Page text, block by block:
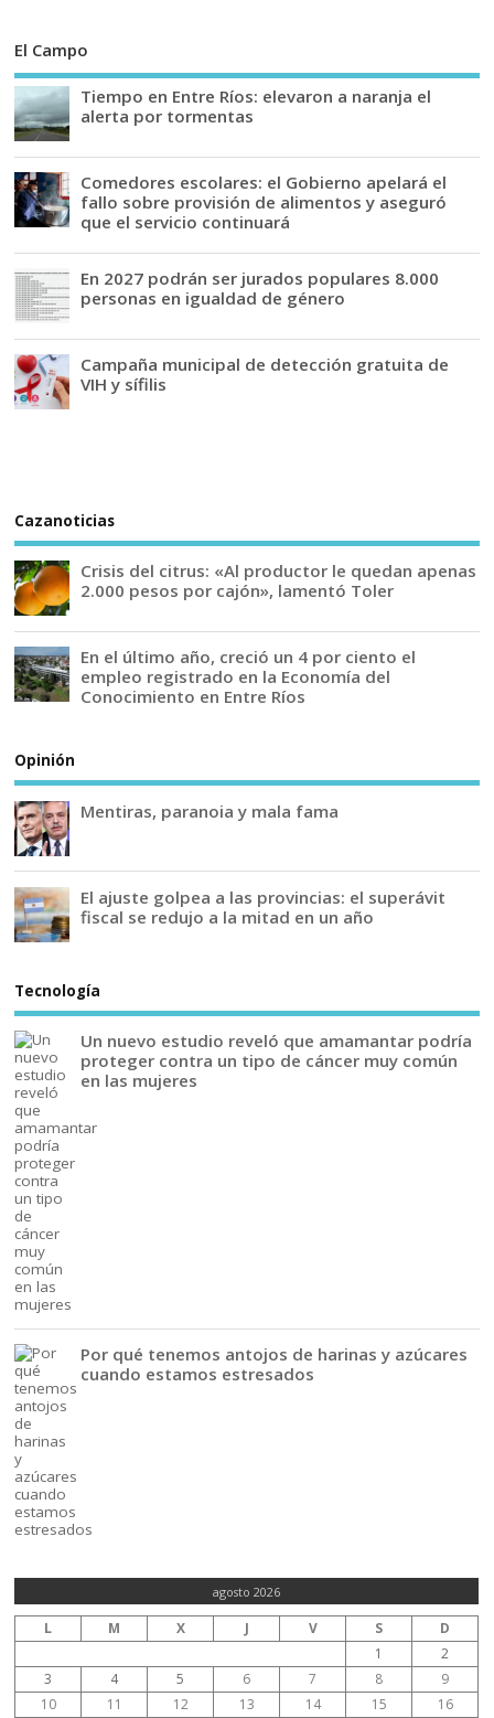
El Campo
Tiempo en Entre Ríos: elevaron a naranja el
alerta por tormentas
Comedores escolares: el Gobierno apelará el
fallo sobre provisión de alimentos y aseguró
que el servicio continuará
En 2027 podrán ser jurados populares 8.000
personas en igualdad de género
Campaña municipal de detección gratuita de
VIH y sífilis
Cazanoticias
Crisis del citrus: «Al productor le quedan apenas
2.000 pesos por cajón», lamentó Toler
En el último año, creció un 4 por ciento el
empleo registrado en la Economía del
Conocimiento en Entre Ríos
Opinión
Mentiras, paranoia y mala fama
El ajuste golpea a las provincias: el superávit
fiscal se redujo a la mitad en un año
Tecnología
Un nuevo estudio reveló que amamantar podría
proteger contra un tipo de cáncer muy común
en las mujeres
Por qué tenemos antojos de harinas y azúcares
cuando estamos estresados
agosto 2026
L M X J V S
D
1
2
3
4 5 6 7 8
9
10
11 12 13 14 15 16